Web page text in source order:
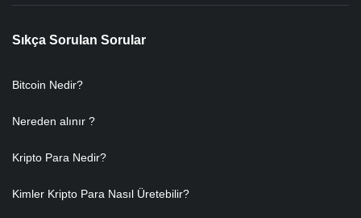
Sıkça Sorulan Sorular
Bitcoin Nedir?
Nereden alınır ?
Kripto Para Nedir?
Kimler Kripto Para Nasıl Üretebilir?